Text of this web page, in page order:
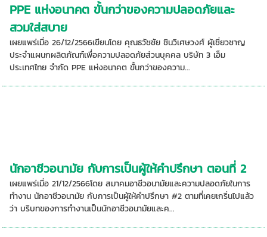
PPE แห่งอนาคต ขั้นกว่าของความปลอดภัยและ
สวมใส่สบาย
เผยแพร่เมื่อ 26/12/2566เขียนโดย คุณธวัชชัย ชินวิเศษวงศ์ ผู้เชี่ยวชาญ
ประจำแผนกผลิตภัณฑ์เพื่อความปลอดภัยส่วนบุคคล บริษัท 3 เอ็ม
ประเทศไทย จำกัด PPE แห่งอนาคต ขั้นกว่าของความ...
นักอาชีวอนามัย กับการเป็นผู้ให้คำปรึกษา ตอนที่ 2
เผยแพร่เมื่อ 21/12/2566โดย สมาคมอาชีวอนามัยและความปลอดภัยในการ
ทำงาน นักอาชีวอนามัย กับการเป็นผู้ให้คำปรึกษา #2 ตามที่เคยเกริ่นไปแล้ว
ว่า บริบทของการทำงานเป็นนักอาชีวอนามัยและค...